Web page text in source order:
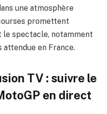
une atmosphère
promettent
le spectacle, notamment
en France.
TV : suivre le
en direct